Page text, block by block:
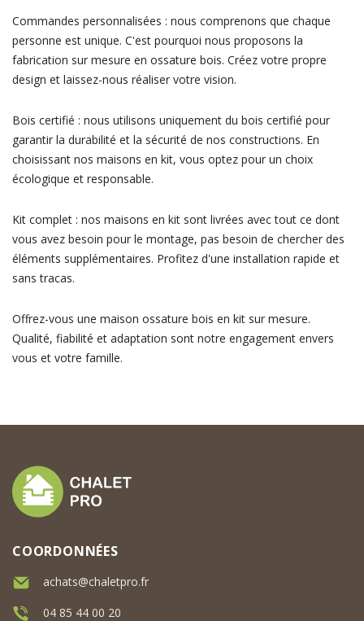
Commandes personnalisées : nous comprenons que chaque
personne est unique. C'est pourquoi nous proposons la
fabrication sur mesure en ossature bois. Créez votre propre
design et laissez-nous réaliser votre vision.
Bois certifié : nous utilisons uniquement du bois certifié pour
garantir la durabilité et la sécurité de nos constructions. En
choisissant nos maisons en kit, vous optez pour un choix
écologique et responsable.
Kit complet : nos maisons en kit sont livrées avec tout ce dont
vous avez besoin pour le montage, pas besoin de chercher des
éléments supplémentaires. Profitez d'une installation rapide et
sans tracas.
Offrez-vous une maison ossature bois en kit sur mesure.
Qualité, fiabilité et adaptation sont notre engagement envers
vous et votre famille.
COORDONNÉES
achats@chaletpro.fr
04 85 44 00 20